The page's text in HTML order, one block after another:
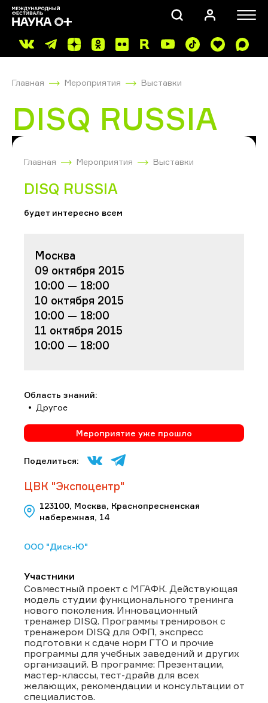
ПОИСК
Главная Мероприятия Выставки
DISQ RUSSIA
Главная Мероприятия Выставки
DISQ RUSSIA
будет интересно всем
Москва
09 октября 2015
10:00 — 18:00
10 октября 2015
10:00 — 18:00
11 октября 2015
10:00 — 18:00
Область знаний:
Другое
Мероприятие уже прошло
Поделиться:
ЦВК "Экспоцентр"
123100, Москва, Краснопресненская
набережная, 14
ООО "Диск-Ю"
Участники
Совместный проект с МГАФК. Действующая
модель студии функционального тренинга
нового поколения. Инновационный
тренажер DISQ. Программы тренировок с
тренажером DISQ для ОФП, экспресс
подготовки к сдаче норм ГТО и прочие
программы для учебных заведений и других
организаций. В программе: Презентации,
мастер-классы, тест-драйв для всех
желающих, рекомендации и консультации от
специалистов.